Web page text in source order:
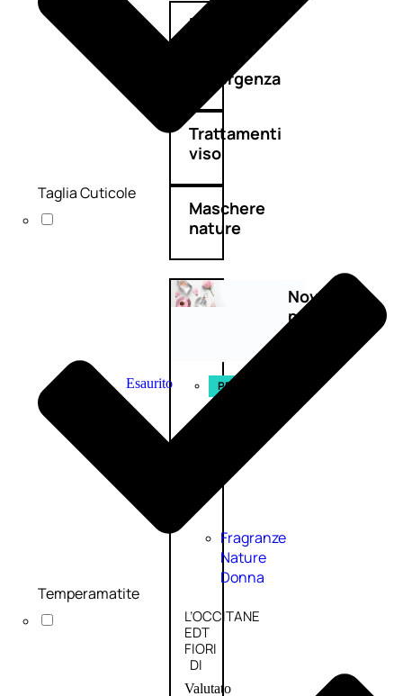
Bagno
Detergenza
Trattamenti
viso
Maschere
nature
Novità
profumi
Esaurito PROMO
Fragranze
Nature
Donna
L’OCCITANE
EDT
FIORI
DI
Valutato
Taglia Cuticole
Temperamatite